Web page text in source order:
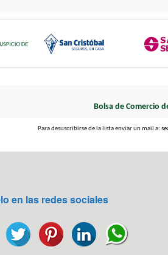
Bolsa de Comercio
Para desuscribirse de la lista enviar un mail a:
en las redes sociales